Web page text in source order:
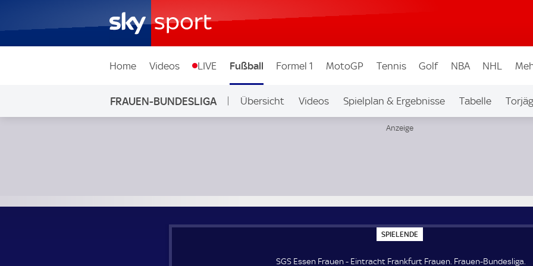
Home Videos LIVE Fußball Formel 1 MotoGP Tennis Golf NBA NHL
FRAUEN-BUNDESLIGA Übersicht Videos Spielplan & Ergebnisse Tabelle
SPIELENDE
P
E
SGS Essen Frauen - Eintracht Frankfurt Frauen. Frauen-Bundesliga.